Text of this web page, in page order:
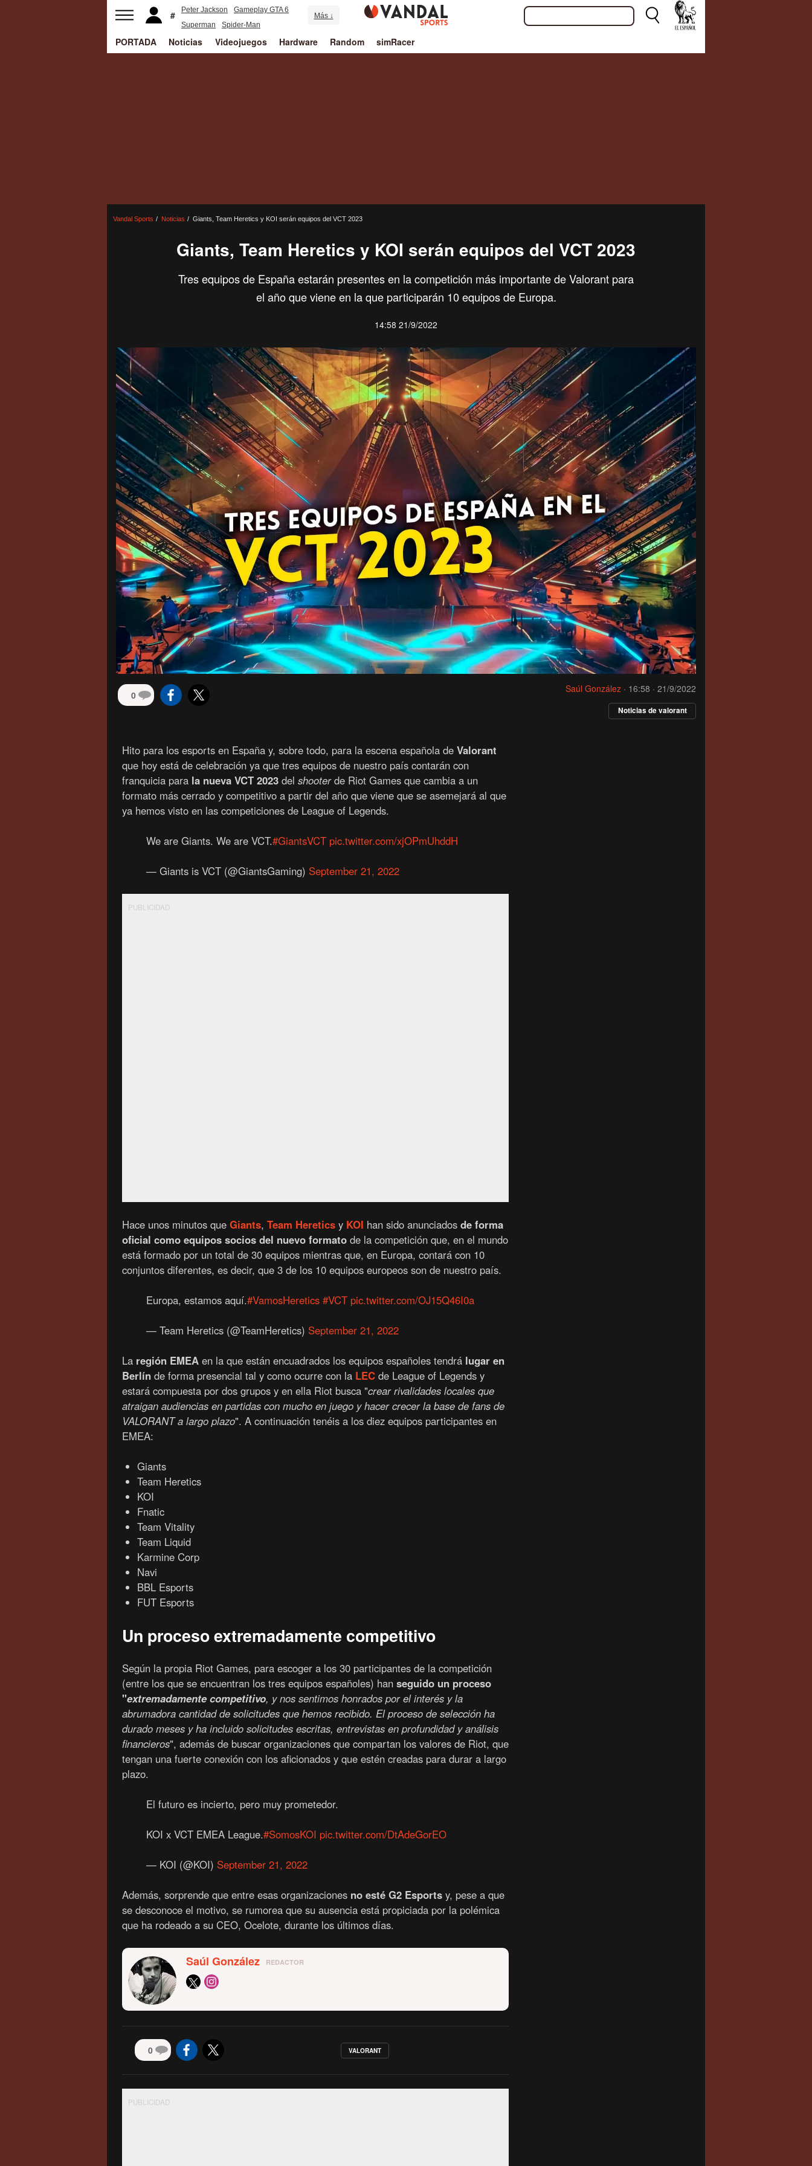
Peter Jackson
Gameplay GTA 6
Superman
Spider-Man
Más ↓
PORTADA Noticias Videojuegos Hardware Random simRacer
Vandal Sports Noticias Giants, Team Heretics y KOI serán equipos del VCT 2023
Giants, Team Heretics y KOI serán equipos del VCT 2023
Tres equipos de España estarán presentes en la competición más importante de Valorant para
el año que viene en la que participarán 10 equipos de Europa.
14:58 21/9/2022
0
Saúl González · 16:58 · 21/9/2022
Noticias de valorant
Hito para los esports en España y, sobre todo, para la escena española deValorant
que hoy está de celebración ya que tres equipos de nuestro país contarán con
franquicia para la nueva VCT 2023 delshooterde Riot Games que cambia a un
formato más cerrado y competitivo a partir del año que viene que se asemejará al que
ya hemos visto en las competiciones de League of Legends.
We are Giants. We are VCT.#GiantsVCT pic.twitter.com/xjOPmUhddH
— Giants is VCT (@GiantsGaming) September 21, 2022
PUBLICIDAD
Hace unos minutos queGiants,Team Heretics y KOI han sido anunciadosde forma
oficial como equipos socios del nuevo formato de la competición que, en el mundo
está formado por un total de 30 equipos mientras que, en Europa, contará con 10
conjuntos diferentes, es decir, que 3 de los 10 equipos europeos son de nuestro país.
Europa, estamos aquí.#VamosHeretics #VCT pic.twitter.com/OJ15Q46I0a
— Team Heretics (@TeamHeretics) September 21, 2022
La región EMEA en la que están encuadrados los equipos españoles tendrá lugar en
Berlín de forma presencial tal y como ocurre con la LEC de League of Legends y
estará compuesta por dos grupos y en ella Riot busca "crear rivalidades locales que
atraigan audiencias en partidas con mucho en juego y hacer crecer la base de fans de
VALORANT a largo plazo". A continuación tenéis a los diez equipos participantes en
EMEA:
Giants
Team Heretics
KOI
Fnatic
Team Vitality
Team Liquid
Karmine Corp
Navi
BBL Esports
FUT Esports
Un proceso extremadamente competitivo
Según la propia Riot Games, para escoger a los 30 participantes de la competición
(entre los que se encuentran los tres equipos españoles) hanseguido un proceso
"extremadamente competitivo, y nos sentimos honrados por el interés y la
abrumadora cantidad de solicitudes que hemos recibido. El proceso de selección ha
durado meses y ha incluido solicitudes escritas, entrevistas en profundidad y análisis
financieros", además de buscar organizaciones que compartan los valores de Riot, que
tengan una fuerte conexión con los aficionados y que estén creadas para durar a largo
plazo.
El futuro es incierto, pero muy prometedor.
KOI x VCT EMEA League.#SomosKOI pic.twitter.com/DtAdeGorEO
— KOI (@KOI) September 21, 2022
Además, sorprende que entre esas organizaciones no esté G2 Esports y, pese a que
se desconoce el motivo, se rumorea que su ausencia está propiciada por la polémica
que ha rodeado a su CEO, Ocelote, durante los últimos días.
Saúl González REDACTOR
0 VALORANT
PUBLICIDAD